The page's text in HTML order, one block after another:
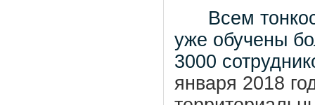
Всем
уже обучены
3000
января 2018